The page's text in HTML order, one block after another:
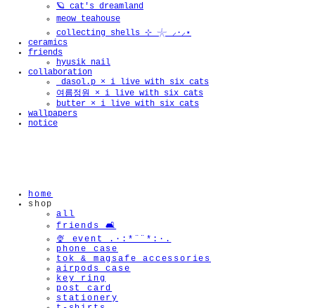
🪐 cat's dreamland
meow teahouse
collecting shells ⊹ 𓇼 ⸝·⸝⋆
ceramics
friends
hyusik_nail
collaboration
_dasol.p × i live with six cats
여름정원 × i live with six cats
butter × i live with six cats
wallpapers
notice
home
shop
all
friends 🛋️
🍨 event .·:*¨¨*:·.
phone case
tok & magsafe accessories
airpods case
key ring
post card
stationery